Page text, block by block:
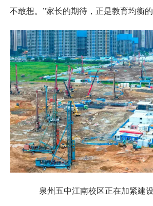
不敢想。”家长的期待，正是教育均衡的
泉州五中江南校区正在加紧建